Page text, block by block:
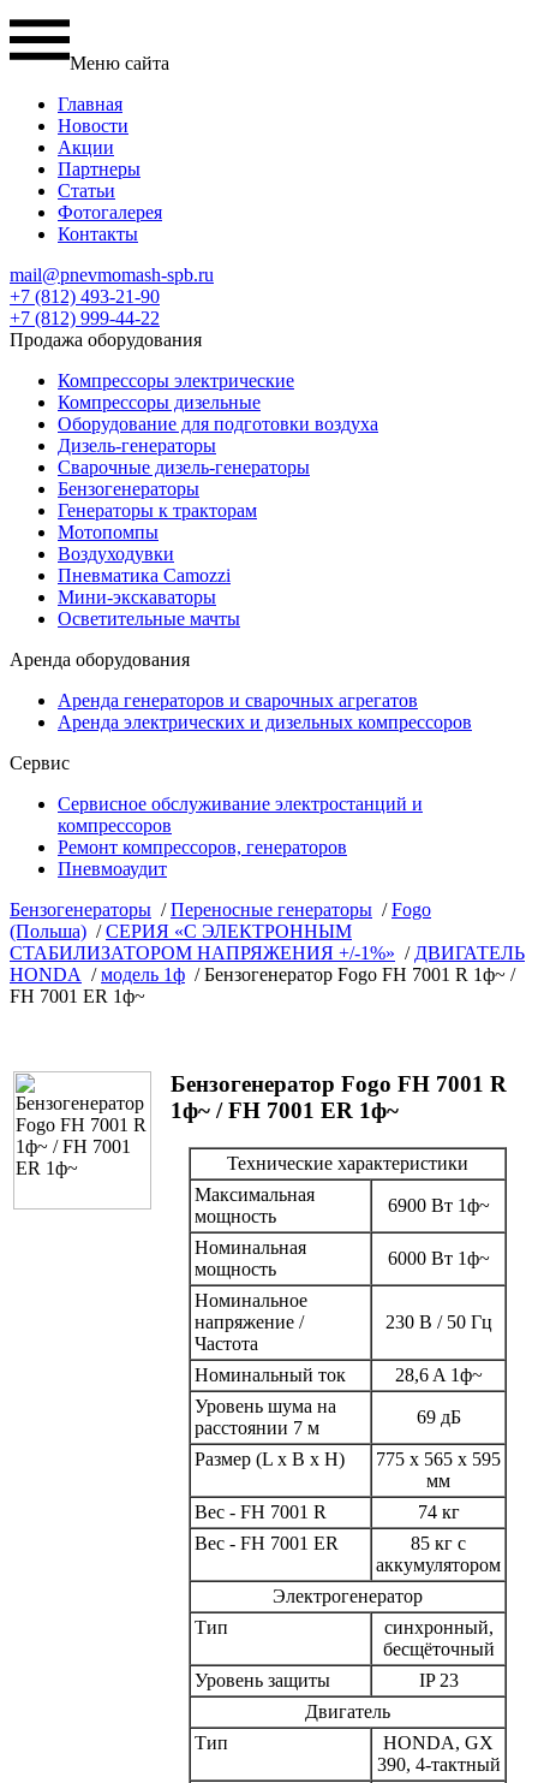
Меню сайта
Главная
Новости
Акции
Партнеры
Статьи
Фотогалерея
Контакты
mail@pnevmomash-spb.ru
+7 (812) 493-21-90
+7 (812) 999-44-22
Продажа оборудования
Компрессоры электрические
Компрессоры дизельные
Оборудование для подготовки воздуха
Дизель-генераторы
Сварочные дизель-генераторы
Бензогенераторы
Генераторы к тракторам
Мотопомпы
Воздуходувки
Пневматика Camozzi
Мини-экскаваторы
Осветительные мачты
Аренда оборудования
Аренда генераторов и сварочных агрегатов
Аренда электрических и дизельных компрессоров
Сервис
Сервисное обслуживание электростанций и
компрессоров
Ремонт компрессоров, генераторов
Пневмоаудит
Бензогенераторы /Переносные генераторы /Fogo
(Польша) /CЕРИЯ «С ЭЛЕКТРОННЫМ
СТАБИЛИЗАТОРОМ НАПРЯЖЕНИЯ +/-1%» / ДВИГАТЕЛЬ
HONDA /модель 1ф / Бензогенератор Fogo FH 7001 R 1ф~ /
FH 7001 ER 1ф~
Бензогенератор Fogo FH 7001 R
1ф~ / FH 7001 ER 1ф~
Технические характеристики
Максимальная
мощность
6900 Вт 1ф~
Номинальная
мощность
6000 Вт 1ф~
Номинальное
напряжение /
Частота
230 В / 50 Гц
Номинальный ток
28,6 A 1ф~
Уровень шума на
расстоянии 7 м
69 дБ
Размер (L x B x H)
775 x 565 x 595
мм
Вес - FH 7001 R
74 кг
Вес - FH 7001 ER
85 кг с
аккумулятором
Электрогенератор
Тип
синхронный,
бесщёточный
Уровень защиты
IP 23
Двигатель
Тип
HONDA, GX
390, 4-тактный